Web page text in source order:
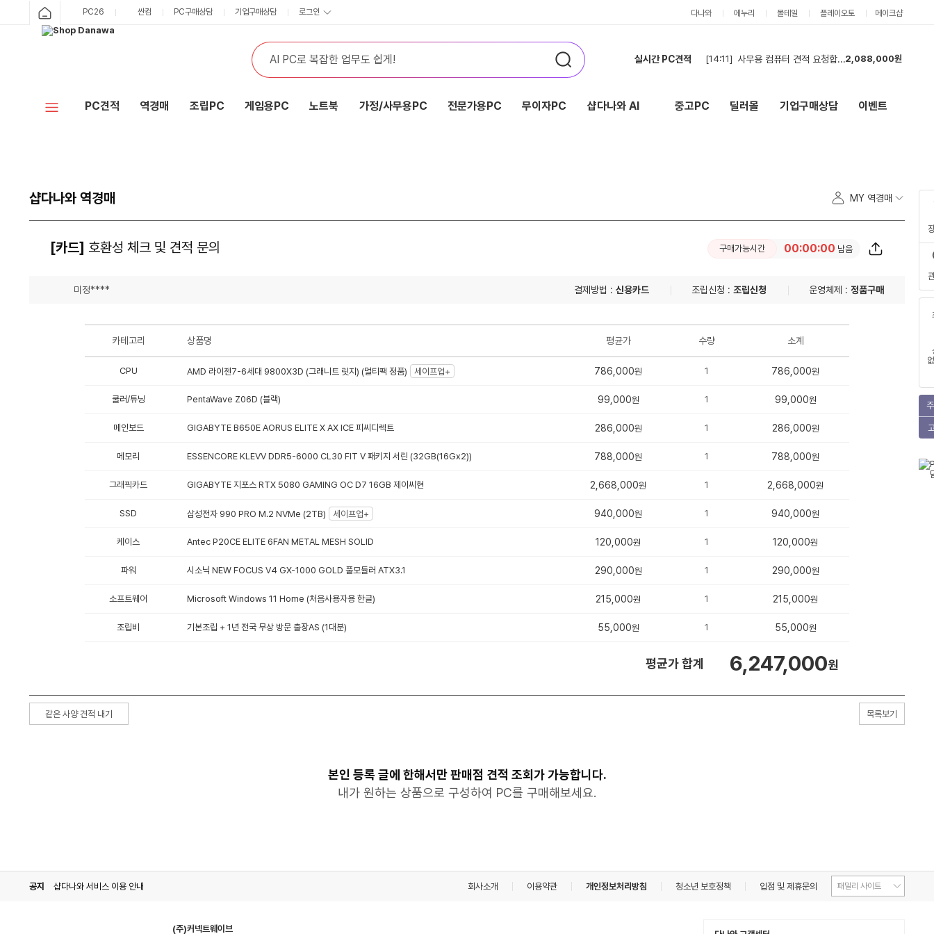
PC26 싼컴 PC구매상담 기업구매상담 로그인 다나와 에누리 몰테일 플레이오토 메이크샵
실시간 PC견적 [14:11] 사무용 컴퓨터 견적 요청합니다. 총 4대 분량입니다.2,088,000원
[13:44]조립 견적
5,294,000원
호환가능한지 견적한번 부탁드립니다
3,218,000원
[12:28]
집에서 사용할 컴퓨터, 현금결제로 견적 신청합니다.3,258,000원
PC견적 역경매 조립PC 게임용PC 노트북 가정/사무용PC 전문가용PC 무이자PC 샵다나와 AI 중고PC 딜러몰 기업구매상담 이벤트
샵다나와 역경매 MY 역경매
[카드] 호환성 체크 및 견적 문의 구매가능시간 00:00:00 남음
미정**** 결제방법 : 신용카드 조립신청 : 조립신청 운영체제 : 정품구매
카테고리 상품명 평균가 수량 소계
CPU AMD 라이젠7-6세대 9800X3D (그래니트 릿지) (멀티팩 정품) 세이프업+ 786,000원 1 786,000원
쿨러/튜닝 PentaWave Z06D (블랙) 99,000원 1 99,000원
메인보드 GIGABYTE B650E AORUS ELITE X AX ICE 피씨디렉트 286,000원 1 286,000원
메모리 ESSENCORE KLEVV DDR5-6000 CL30 FIT V 패키지 서린 (32GB(16Gx2)) 788,000원 1 788,000원
그래픽카드 GIGABYTE 지포스 RTX 5080 GAMING OC D7 16GB 제이씨현 2,668,000원 1 2,668,000원
SSD 삼성전자 990 PRO M.2 NVMe (2TB) 세이프업+ 940,000원 1 940,000원
케이스 Antec P20CE ELITE 6FAN METAL MESH SOLID 120,000원 1 120,000원
파워 시소닉 NEW FOCUS V4 GX-1000 GOLD 풀모듈러 ATX3.1 290,000원 1 290,000원
소프트웨어 Microsoft Windows 11 Home (처음사용자용 한글) 215,000원 1 215,000원
조립비 기본조립 + 1년 전국 무상 방문 출장AS (1대분) 55,000원 1 55,000원
평균가 합계 6,247,000원
같은 사양 견적 내기 목록보기
본인 등록 글에 한해서만 판매점 견적 조회가 가능합니다.
내가 원하는 상품으로 구성하여 PC를 구매해보세요.
공지 샵다나와 서비스 이용 안내 회사소개 이용약관 개인정보처리방침 청소년 보호정책 입점 및 제휴문의
(주)커넥트웨이브